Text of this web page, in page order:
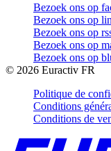
Bezoek ons op
Bezoek ons op
Bezoek ons op
Bezoek ons op
Bezoek ons op
© 2026 Euractiv FR
Politique de
Conditions
Conditions de